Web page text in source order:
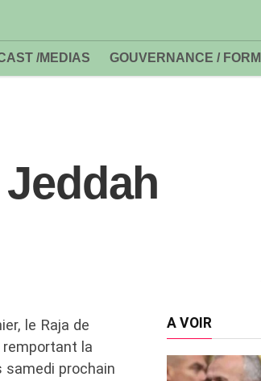
/MEDIAS GOUVERNANCE /
le Raja de
la
samedi prochain
A VOIR